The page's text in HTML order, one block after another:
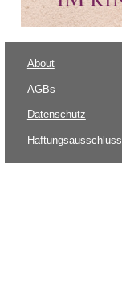
About
AGBs
Datenschutz
Haftungsausschluss